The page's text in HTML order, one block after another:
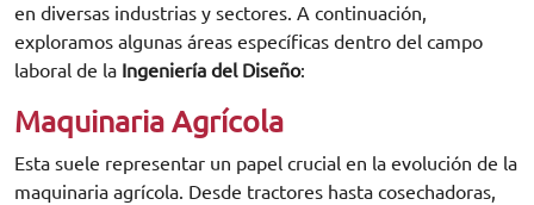
en diversas industrias y sectores. A continuación,
exploramos algunas áreas específicas dentro del campo
laboral de la Ingeniería del Diseño:
Maquinaria Agrícola
Esta suele representar un papel crucial en la evolución de la
maquinaria agrícola. Desde tractores hasta cosechadoras,